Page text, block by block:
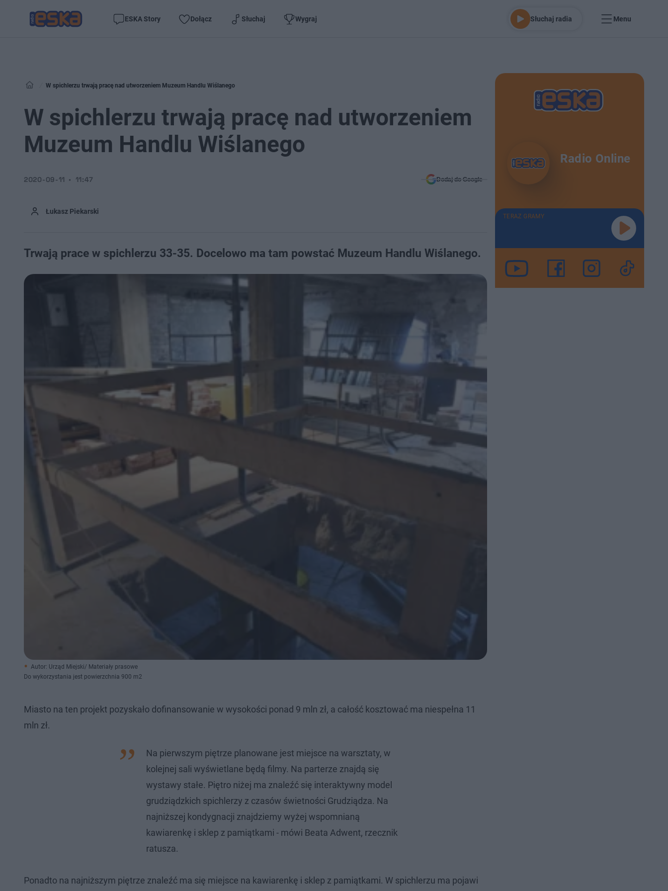
ESKA Story Dołącz Słuchaj Wygraj Słuchaj radia Menu
W spichlerzu trwają pracę nad utworzeniem Muzeum Handlu Wiślanego
W spichlerzu trwają pracę nad utworzeniem
Muzeum Handlu Wiślanego
Łukasz Piekarski
2020-09-11 11:47 Dodaj do Google
Trwają prace w spichlerzu 33-35. Docelowo ma tam powstać Muzeum Handlu Wiślanego.
Autor: Urząd Miejski/ Materiały prasowe
Do wykorzystania jest powierzchnia 900 m2
Miasto na ten projekt pozyskało dofinansowanie w wysokości ponad 9 mln zł, a całość kosztować ma niespełna 11
mln zł.
Na pierwszym piętrze planowane jest miejsce na warsztaty, w
kolejnej sali wyświetlane będą filmy. Na parterze znajdą się
wystawy stałe. Piętro niżej ma znaleźć się interaktywny model
grudziądzkich spichlerzy z czasów świetności Grudziądza. Na
najniższej kondygnacji znajdziemy wyżej wspomnianą
kawiarenkę i sklep z pamiątkami - mówi Beata Adwent, rzecznik
ratusza.
Ponadto na najniższym piętrze znaleźć ma się miejsce na kawiarenkę i sklep z pamiątkami. W spichlerzu ma pojawi
Radio Online
TERAZ GRAMY